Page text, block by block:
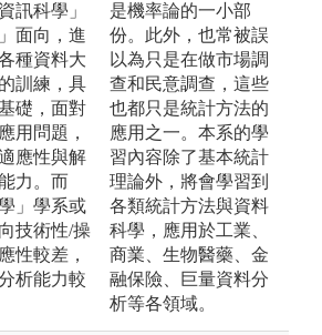
訊科學」
面向，進
種資料大
訓練，具
礎，面對
用問題，
應性與解
力。而
」學系或
技術性/操
性較差，
析能力較
是機率論的一小部
份。此外，也常被誤
以為只是在做市場調
查和民意調查，這些
也都只是統計方法的
應用之一。本系的學
習內容除了基本統計
理論外，將會學習到
各類統計方法與資料
科學，應用於工業、
商業、生物醫藥、金
融保險、巨量資料分
析等各領域。